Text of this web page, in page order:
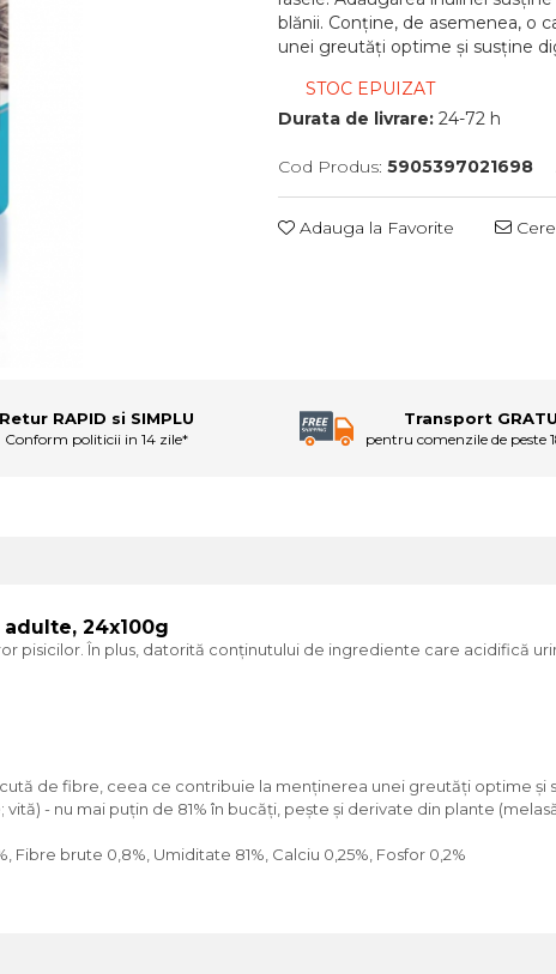
blănii. Conține, de asemenea, o
unei greutăți optime și susține
STOC EPUIZAT
Durata de livrare: 24-72 h
Cod Produs: 5905397021698
Adauga la Favorite
Retur RAPID si SIMPLU
Conform politicii in 14 zile*
Transport
pentru comenzile de peste
24x100g
pisicilor. În plus, datorită conținutului de ingrediente care acidifică
de fibre, ceea ce contribuie la menținerea unei greutăți optime și
- nu mai puțin de 81% în bucăți, pește și derivate din plante
Fibre brute 0,8%, Umiditate 81%, Calciu 0,25%, Fosfor 0,2%